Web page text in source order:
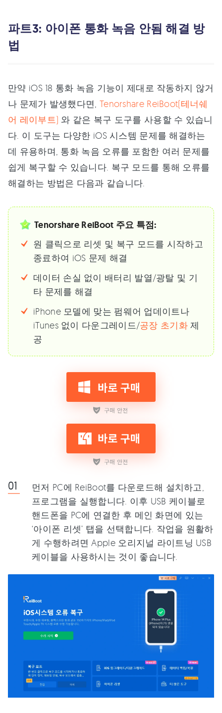
파트3: 아이폰 통화 녹음 안됨 해결 방
법
만약 iOS 18 통화 녹음 기능이 제대로 작동하지 않거
나 문제가 발생했다면, Tenorshare ReiBoot(테너쉐
어 레이부트) 와 같은 복구 도구를 사용할 수 있습니
다. 이 도구는 다양한 iOS 시스템 문제를 해결하는
데 유용하며, 통화 녹음 오류를 포함한 여러 문제를
쉽게 복구할 수 있습니다. 복구 모드를 통해 오류를
해결하는 방법은 다음과 같습니다.
Tenorshare ReiBoot 주요 특점:
원 클릭으로 리셋 및 복구 모드를 시작하고
종료하여 iOS 문제 해결
데이터 손실 없이 배터리 발열/광탈 및 기
타 문제를 해결
iPhone 모델에 맞는 펌웨어 업데이트나
iTunes 없이 다운그레이드/공장 초기화제
공
먼저 PC에 ReiBoot를 다운로드해 설치하고,
프로그램을 실행합니다. 이후 USB 케이블로
핸드폰을 PC에 연결한 후 메인 화면에 있는
‘아이폰 리셋’ 탭을 선택합니다. 작업을 원활하
게 수행하려면 Apple 오리지널 라이트닝 USB
케이블을 사용하시는 것이 좋습니다.